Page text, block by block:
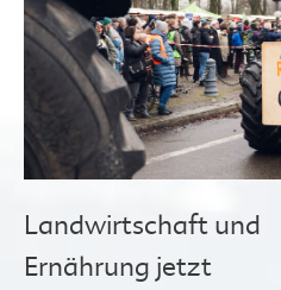
Landwirtschaft und
Ernährung jetzt